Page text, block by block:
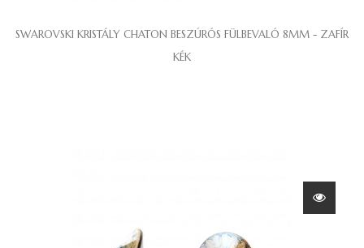
SWAROVSKI KRISTÁLY CHATON BESZÚRÓS FÜLBEVALÓ 8MM - ZAFÍR
KÉK